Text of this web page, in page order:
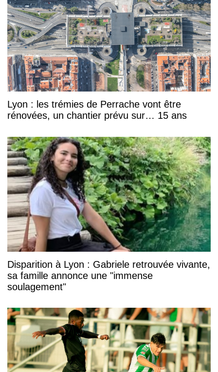
Lyon : les trémies de Perrache vont être
rénovées, un chantier prévu sur… 15 ans
Disparition à Lyon : Gabriele retrouvée vivante,
sa famille annonce une "immense
soulagement"